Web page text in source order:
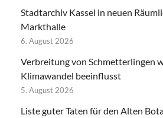
Stadtarchiv Kassel in neuen
Markthalle
6. August 2026
Verbreitung von Schmetterlingen
Klimawandel beeinflusst
5. August 2026
Liste guter Taten für den Alten